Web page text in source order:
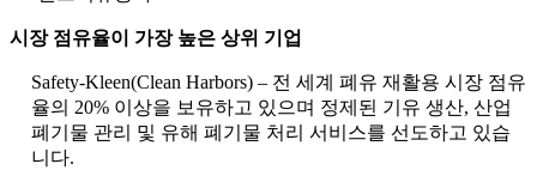
시장 점유율이 가장 높은 상위 기업
Safety-Kleen(Clean Harbors) – 전 세계 폐유 재활용 시장 점유
율의 20% 이상을 보유하고 있으며 정제된 기유 생산, 산업
폐기물 관리 및 유해 폐기물 처리 서비스를 선도하고 있습
니다.